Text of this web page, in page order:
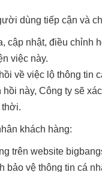
dùng tiếp cận và
cập nhật, điều chỉnh
việc này.
về việc lộ thông
này, Công ty sẽ
thời.
khách hàng:
trên website
bảo vệ thông tin cá